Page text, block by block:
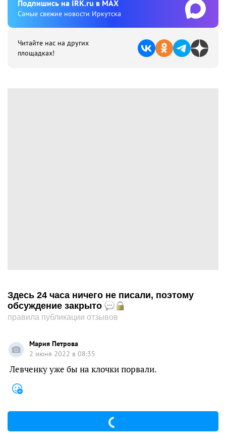
Подпишиcь на IRK.ru в MAX
Cамые свежие новости Иркутска
Читайте нас на других
площадках!
Здесь 24 часа ничего не писали, поэтому
обсуждение закрыто
правила публикации отзывов
Мария Петрова
2 июня 2022 в 08:35
Левченку уже бы на клочки порвали.